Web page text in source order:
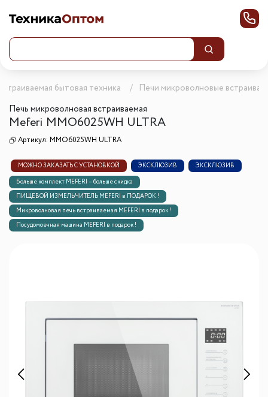
бытовая техника
Печи микроволновые
Печь микроволновая встраиваемая
Meferi MMO6025WH ULTRA
Артикул: MMO6025WH ULTRA
МОЖНО ЗАКАЗАТЬ С УСТАНОВКОЙ ЭКСКЛЮЗИВ
ЭКСКЛЮЗИВ
Больше комплект MEFERI – больше скидка
ПИЩЕВОЙ ИЗМЕЛЬЧИТЕЛЬ MEFERI в ПОДАРОК !
Микроволновая печь встраиваемая MEFERI в подарок !
Посудомоечная машина MEFERI в подарок !